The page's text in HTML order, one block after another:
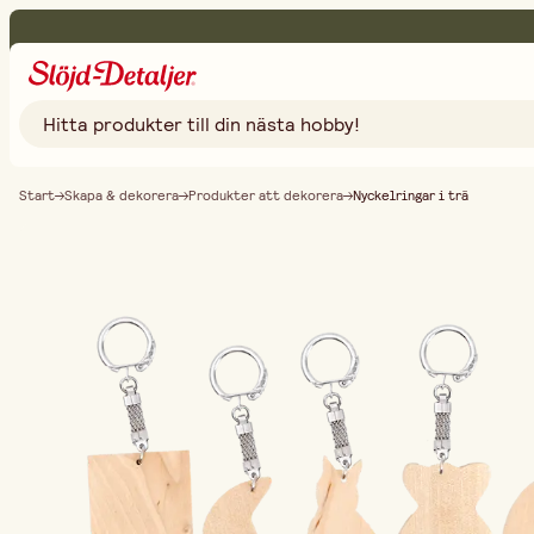
Start Skapa & dekorera Produkter att dekorera Nyckelringar i trä